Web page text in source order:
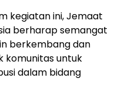
kegiatan ini, Jemaat
berharap semangat
berkembang dan
komunitas untuk
dalam bidang